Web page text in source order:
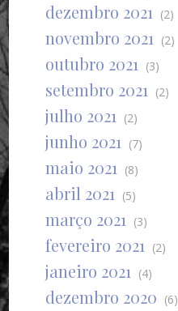
dezembro 2021 (2)
novembro 2021 (2)
outubro 2021 (3)
setembro 2021 (2)
julho 2021 (2)
junho 2021 (7)
maio 2021 (8)
abril 2021 (5)
março 2021 (3)
fevereiro 2021 (2)
janeiro 2021 (4)
dezembro 2020 (6)